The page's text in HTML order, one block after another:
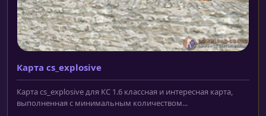
Карта cs_explosive
Карта cs_explosive для КС 1.6 классная и интересная карта,
выполненная с минимальным количеством...